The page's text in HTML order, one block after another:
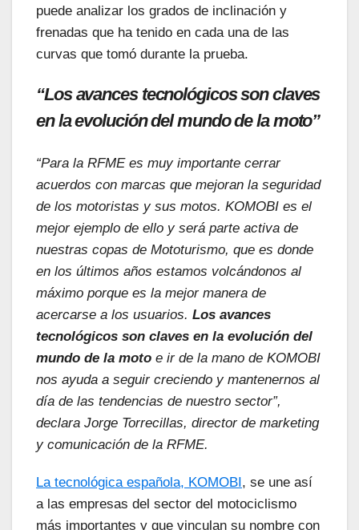
puede analizar los grados de inclinación y
frenadas que ha tenido en cada una de las
curvas que tomó durante la prueba.
“Los avances tecnológicos son claves
en la evolución del mundo de la moto”
“Para la RFME es muy importante cerrar
acuerdos con marcas que mejoran la seguridad
de los motoristas y sus motos. KOMOBI es el
mejor ejemplo de ello y será parte activa de
nuestras copas de Mototurismo, que es donde
en los últimos años estamos volcándonos al
máximo porque es la mejor manera de
acercarse a los usuarios. Los avances
tecnológicos son claves en la evolución del
mundo de la moto e ir de la mano de KOMOBI
nos ayuda a seguir creciendo y mantenernos al
día de las tendencias de nuestro sector”,
declara Jorge Torrecillas, director de marketing
y comunicación de la RFME.
La tecnológica española, KOMOBI, se une así
a las empresas del sector del motociclismo
más importantes y que vinculan su nombre con